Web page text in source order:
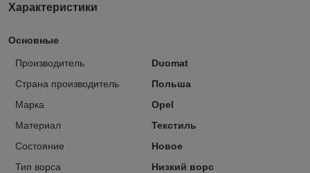
Характеристики
Основные
Производитель
Duomat
Страна производитель
Польша
Марка
Opel
Материал
Текстиль
Состояние
Новое
Тип ворса
Низкий ворс